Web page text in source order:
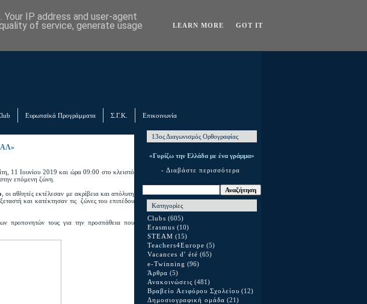
Ευρωπαϊκά Προγράμματα Σ.Γ.Κ. Επικοινωνία
11 Ιουνίου 2019 και ώρα 09:00 στο κλειστό
επόμενη ζώνη.
, οι αθλητές εκτέλεσαν με ακρίβεια και απόλυτη
και κατέκτησαν τις ζώνες του επιπέδου
προπονητών τους για την προσπάθεια που
13ος Διαγωνισμός Ορθογραφίας
«Γυρίζω την Ελλάδα με ένα γράμμα»
- Διαβάστε περισσότερα
Κατηγορίες
Clubs (605)
Erasmus (10)
STEAM (15)
Teachers4Europe (5)
Vacances d' été (65)
e-Twinning (96)
Άρθρα (5)
Ανακοινώσεις (481)
Βραβείο Αειφόρου Σχολείου (12)
Δημοσιογραφική ομάδα (21)
IP address and user-agent
of service, generate usage LEARN MORE GOT IT